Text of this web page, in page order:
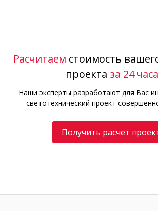
Расчитаем стоимость
проекта за 24
Наши эксперты разработают для Вас
светотехнический проект
Получить расчет